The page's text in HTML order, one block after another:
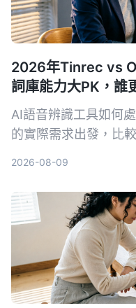
2026年Tinrec vs
詞庫能力大PK，誰
AI語音辨識工具如何
的實際需求出發，比
2026-08-09